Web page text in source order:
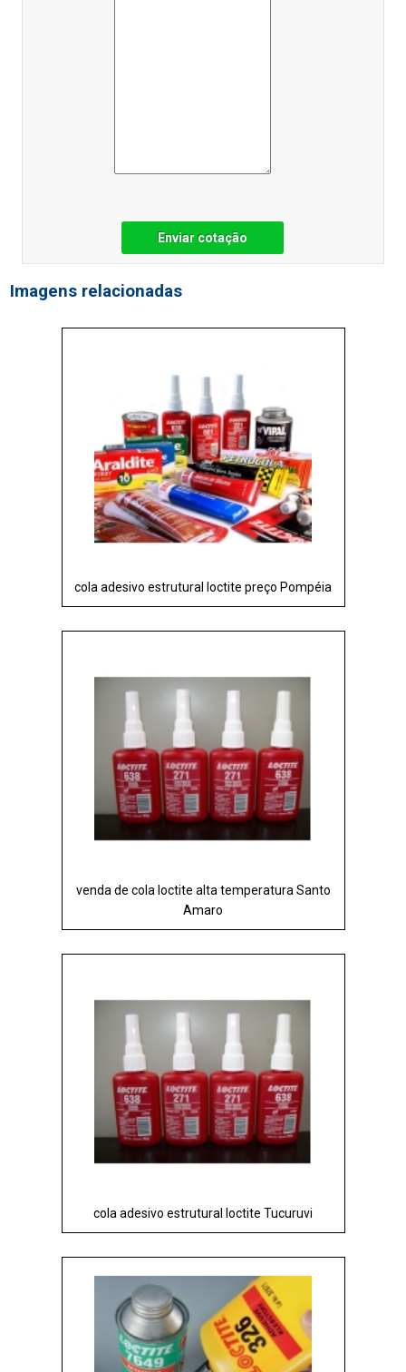
Enviar cotação
Imagens relacionadas
cola adesivo estrutural loctite preço Pompéia
venda de cola loctite alta temperatura Santo
Amaro
cola adesivo estrutural loctite Tucuruvi